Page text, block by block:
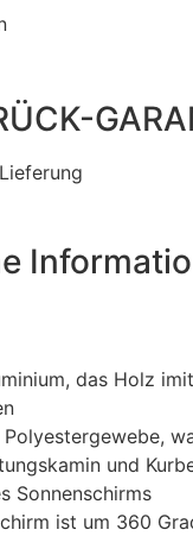
das Holz
und
Sonnenschirms
ist um 360